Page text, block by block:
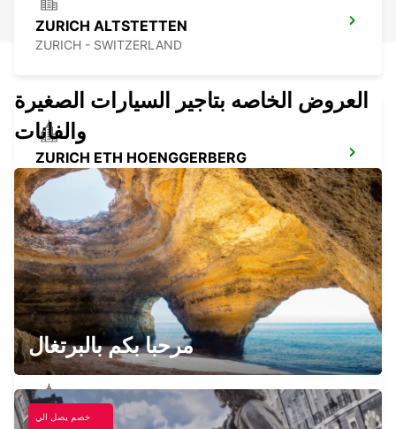
ZURICH ALTSTETTEN
ZURICH - SWITZERLAND
ZURICH ETH HOENGGERBERG
ZURICH - SWITZERLAND
ZURICH BRUNAUPARK
ZURICH - SWITZERLAND
SURSEE AUTO WYDER
العروض الخاصه بتاجير السيارات الصغيرة
والفانات
مرحبا بكم بالبرتغال
خصم يصل الي